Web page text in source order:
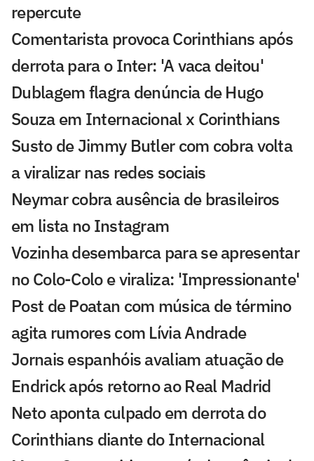
repercute
Comentarista provoca Corinthians após
derrota para o Inter: 'A vaca deitou'
Dublagem flagra denúncia de Hugo
Souza em Internacional x Corinthians
Susto de Jimmy Butler com cobra volta
a viralizar nas redes sociais
Neymar cobra ausência de brasileiros
em lista no Instagram
Vozinha desembarca para se apresentar
no Colo-Colo e viraliza: 'Impressionante'
Post de Poatan com música de término
agita rumores com Lívia Andrade
Jornais espanhóis avaliam atuação de
Endrick após retorno ao Real Madrid
Neto aponta culpado em derrota do
Corinthians diante do Internacional